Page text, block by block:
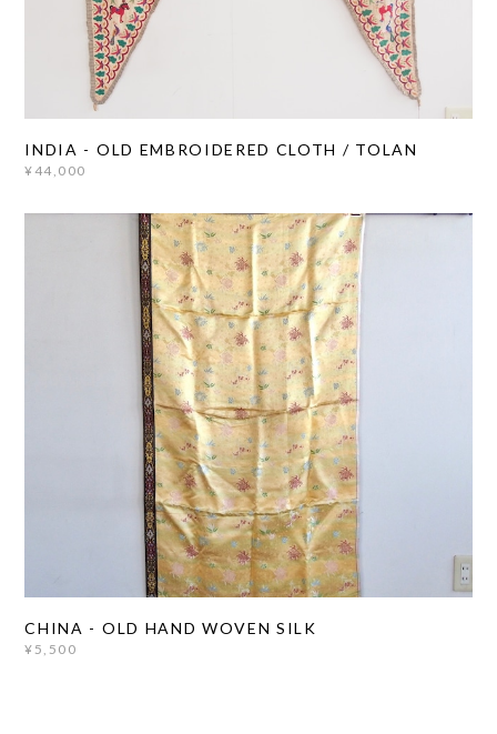
INDIA - OLD EMBROIDERED CLOTH / TOLAN
¥44,000
CHINA - OLD HAND WOVEN SILK
¥5,500